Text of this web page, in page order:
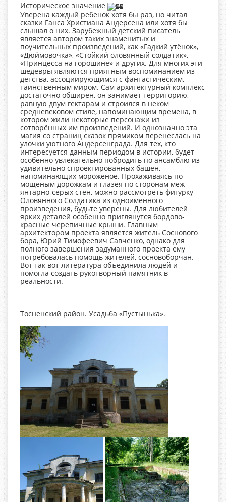
Историческое значение
Уверена каждый ребенок хотя бы раз, но читал
сказки Ганса Христиана Андерсена или хотя бы
слышал о них. Зарубежный детский писатель
является автором таких знаменитых и
поучительных произведений, как «Гадкий утёнок»,
«Дюймовочка», «Стойкий оловянный солдатик»,
«Принцесса на горошине» и других. Для многих эти
шедевры являются приятным воспоминанием из
детства, ассоциирующимся с фантастическим,
таинственным миром. Сам архитектурный комплекс
достаточно обширен, он занимает территорию,
равную двум гектарам и строился в неком
средневековом стиле, напоминающим времена, в
котором жили некоторые персонажи из
сотворённых им произведений. И однозначно эта
магия со страниц сказок прямиком перенеслась на
улочки уютного Андерсенграда. Для тех, кто
интересуется данным периодом в истории, будет
особенно увлекательно побродить по ансамблю из
удивительно спроектированных башен,
напоминающих мороженое. Прохаживаясь по
мощёным дорожкам и глазея по сторонам меж
янтарно-серых стен, можно рассмотреть фигурку
Оловянного Солдатика из одноимённого
произведения, будьте уверены. Для любителей
ярких деталей особенно приглянутся бордово-
красные черепичные крыши. Главным
архитектором проекта является житель Соснового
бора, Юрий Тимофеевич Савченко, однако для
полного завершения задуманного проекта ему
потребовалась помощь жителей, сосновоборчан.
Вот так вот литература объединила людей и
помогла создать рукотворный памятник в
реальности.
Тосненский район. Усадьба «Пустынька».